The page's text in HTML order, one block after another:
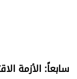
سابعاً: الأزمة